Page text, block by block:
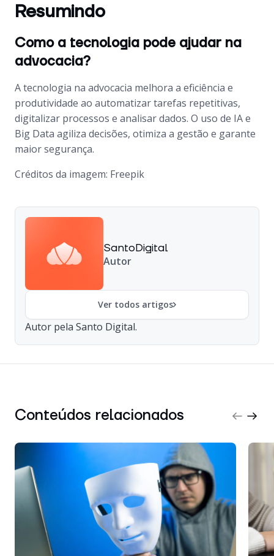
Resumindo
Como a tecnologia pode ajudar na
advocacia?
A tecnologia na advocacia melhora a eficiência e
produtividade ao automatizar tarefas repetitivas,
digitalizar processos e analisar dados. O uso de IA e
Big Data agiliza decisões, otimiza a gestão e garante
maior segurança.
Créditos da imagem: Freepik
SantoDigital
Autor
Ver todos artigos
Autor pela Santo Digital.
Conteúdos relacionados